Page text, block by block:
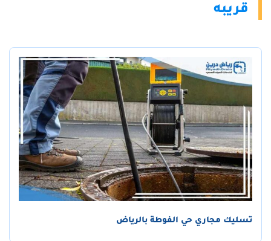
قريبه
تسليك مجاري حي الفوطة بالرياض